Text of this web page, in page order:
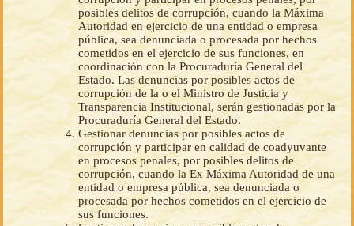
posibles delitos de corrupción, cuando la Máxima
Autoridad en ejercicio de una entidad o empresa
pública, sea denunciada o procesada por hechos
cometidos en el ejercicio de sus funciones, en
coordinación con la Procuraduría General del
Estado. Las denuncias por posibles actos de
corrupción de la o el Ministro de Justicia y
Transparencia Institucional, serán gestionadas por la
Procuraduría General del Estado.
Gestionar denuncias por posibles actos de
corrupción y participar en calidad de coadyuvante
en procesos penales, por posibles delitos de
corrupción, cuando la Ex Máxima Autoridad de una
entidad o empresa pública, sea denunciada o
procesada por hechos cometidos en el ejercicio de
sus funciones.